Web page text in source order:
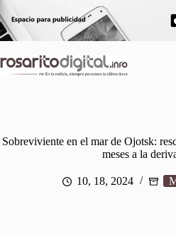
al
contenido
Sobreviviente en el mar de Ojotsk:
meses a la
10, 18, 2024